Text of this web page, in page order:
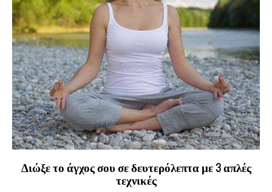
Διώξε το άγχος σου σε δευτερόλεπτα με 3 απλές
τεχνικές